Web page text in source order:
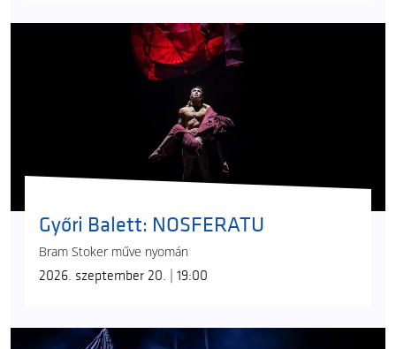
Győri Balett: NOSFERATU
Bram Stoker műve nyomán
2026. szeptember 20. | 19:00